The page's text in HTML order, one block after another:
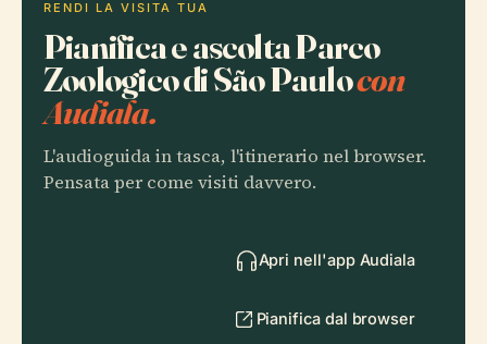
RENDI LA VISITA TUA
Pianifica e ascolta Parco
Zoologico di São Paulocon
Audiala.
L'audioguida in tasca, l'itinerario nel browser.
Pensata per come visiti davvero.
Apri nell'app Audiala
Pianifica dal browser